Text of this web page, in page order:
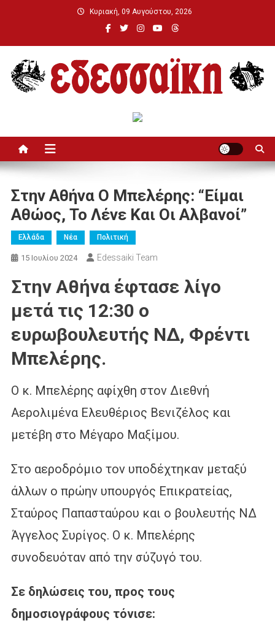
Κυριακή, 09 Αυγούστου, 2026
Στην Αθήνα Ο Μπελέρης: “Είμαι
Αθώος, Το Λένε Και Οι Αλβανοί”
Ελλάδα Νέα Πολιτική
15 Ιουλίου 2024 Edessaiki Team
Στην Αθήνα έφτασε λίγο
μετά τις 12:30 ο
ευρωβουλευτής ΝΔ, Φρέντι
Μπελέρης.
Ο κ. Μπελέρης αφίχθη στον Διεθνή
Αερολιμένα Ελευθέριος Βενιζέλος και
μετέβη στο Μέγαρο Μαξίμου.
Στο αεροδρόμιο τον υποδέχτηκαν μεταξύ
άλλων ο πρώην υπουργός Επικρατείας,
Σταύρος Παπασταύρου και ο βουλευτής ΝΔ
Άγγελος Συρίγος. Ο κ. Μπελέρης
συνοδευόταν από την σύζυγό του.
Σε δηλώσεις του, προς τους
δημοσιογράφους τόνισε: